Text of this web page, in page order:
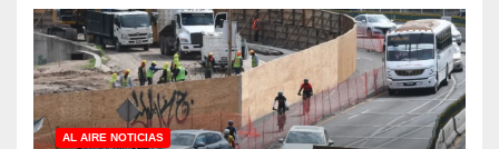
PLANTARÁN 6.6 MILLONES
DE ÁRBOLES
AL AIRE NOTICIAS